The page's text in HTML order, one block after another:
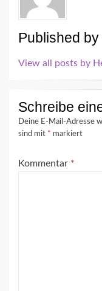
Published by
View all posts by
Schreibe
Deine E-Mail-Adresse
sind mit * markiert
Kommentar *